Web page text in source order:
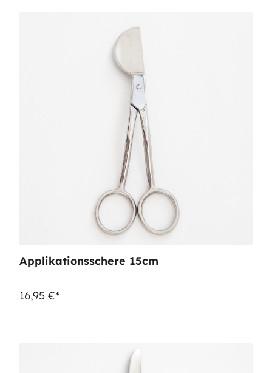
Applikationsschere 15cm
16,95 €*